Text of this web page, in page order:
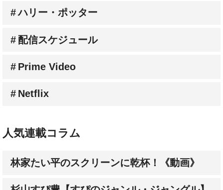
配信スケジュール
Prime Video
Netflix
林家たい平のスクリーンに乾杯！《動画》
杉山すぴ豊【すぴのジャンル・ジャングル】